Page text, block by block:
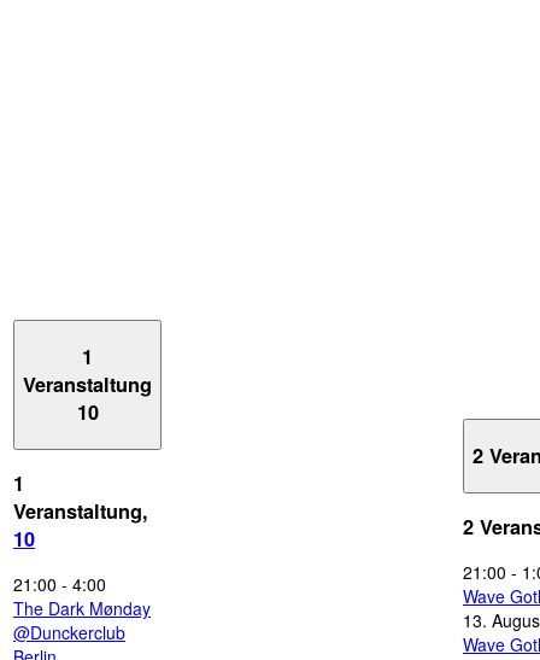
1
Veranstaltung
10
1
Veranstaltung,
10
21:00 - 4:00
The Dark Mønday
@Dunckerclub
2
2
21:00 -
Wave
13.
Wave